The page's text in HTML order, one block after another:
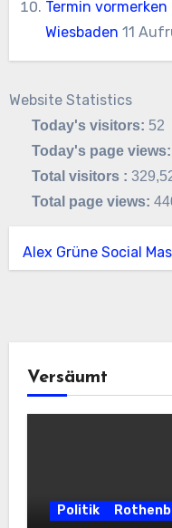
Termin
Wiesbaden 11
Website Statistics
Today's visitors: 52
Today's page
Total visitors :
Total page views:
Alex Grüne Social
Versäumt
Politik